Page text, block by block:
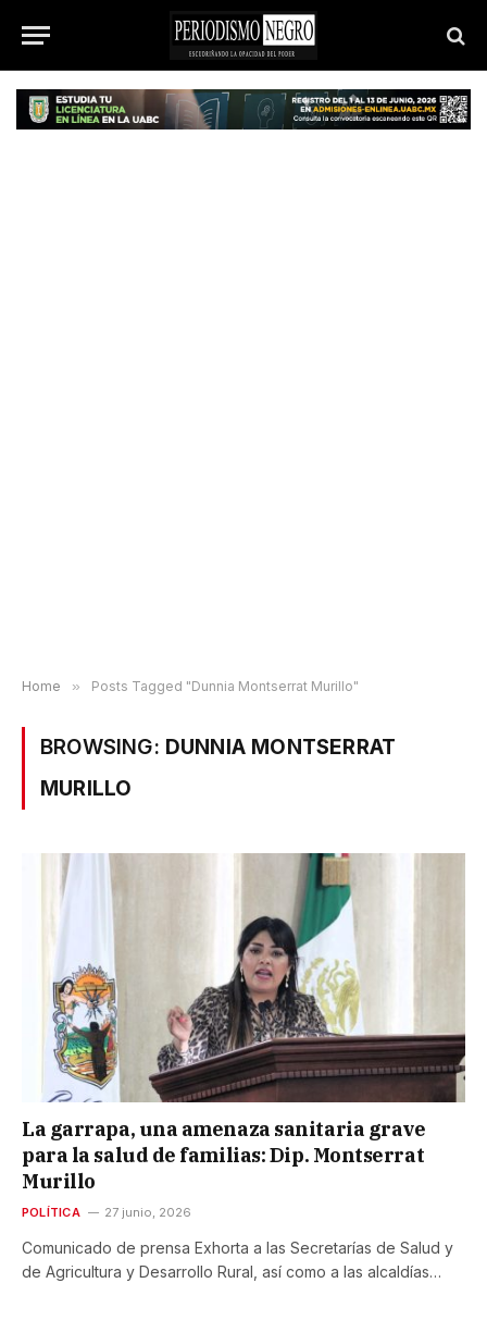
Home » Posts Tagged "Dunnia Montserrat Murillo"
BROWSING: DUNNIA MONTSERRAT
MURILLO
La garrapa, una amenaza sanitaria grave
para la salud de familias: Dip. Montserrat
Murillo
POLÍTICA 27 junio, 2026
Comunicado de prensa Exhorta a las Secretarías de Salud y
de Agricultura y Desarrollo Rural, así como a las alcaldías…